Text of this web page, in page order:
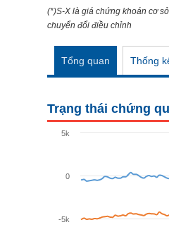
(*)S-X là giá chứng khoán cơ
chuyển đổi điều chỉnh
Tổng quan Thống
Trạng thái chứng
-5k
0
5k
PHÂN TÍCH
VS-SECTOR
NGUYÊN VẬT LIỆU
TIÊU DÙNG KHÔNG